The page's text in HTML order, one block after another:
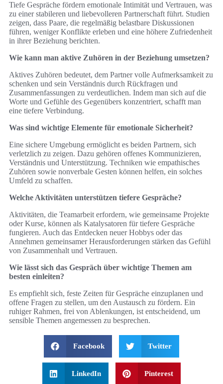
Tiefe Gespräche fördern emotionale Intimität und Vertrauen, was
zu einer stabileren und liebevolleren Partnerschaft führt. Studien
zeigen, dass Paare, die regelmäßig belastbare Diskussionen
führen, weniger Konflikte erleben und eine höhere Zufriedenheit
in ihrer Beziehung berichten.
Wie kann man aktive Zuhören in der Beziehung umsetzen?
Aktives Zuhören bedeutet, dem Partner volle Aufmerksamkeit zu
schenken und sein Verständnis durch Rückfragen und
Zusammenfassungen zu verdeutlichen. Indem man sich auf die
Worte und Gefühle des Gegenübers konzentriert, schafft man
eine tiefere Verbindung.
Was sind wichtige Elemente für emotionale Sicherheit?
Eine sichere Umgebung ermöglicht es beiden Partnern, sich
verletzlich zu zeigen. Dazu gehören offenes Kommunizieren,
Verständnis und Unterstützung. Techniken wie empathisches
Zuhören sowie nonverbale Gesten können helfen, ein solches
Umfeld zu schaffen.
Welche Aktivitäten unterstützen tiefere Gespräche?
Aktivitäten, die Teamarbeit erfordern, wie gemeinsame Projekte
oder Kurse, können als Katalysatoren für tiefere Gespräche
fungieren. Auch das Entdecken neuer Hobbys oder das
Annehmen gemeinsamer Herausforderungen stärken das Gefühl
von Zusammenhalt und Vertrauen.
Wie lässt sich das Gespräch über wichtige Themen am
besten einleiten?
Es empfiehlt sich, feste Zeiten für Gespräche einzuplanen und
offene Fragen zu stellen, um den Austausch zu fördern. Ein
ruhiger Rahmen, frei von Ablenkungen, ist entscheidend, um
sensible Themen angemessen zu besprechen.
Facebook Twitter
LinkedIn Pinterest